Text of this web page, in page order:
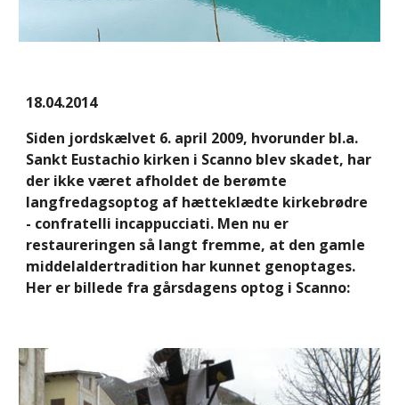
18.04.2014
Siden jordskælvet 6. april 2009, hvorunder bl.a.
Sankt Eustachio kirken i Scanno blev skadet, har
der ikke været afholdet de berømte
langfredagsoptog af hætteklædte kirkebrødre
- confratelli incappucciati. Men nu er
restaureringen så langt fremme, at den gamle
middelaldertradition har kunnet genoptages.
Her er billede fra gårsdagens optog i Scanno: